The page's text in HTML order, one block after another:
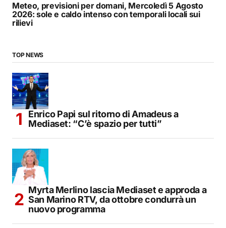
Meteo, previsioni per domani, Mercoledì 5 Agosto
2026: sole e caldo intenso con temporali locali sui
rilievi
TOP NEWS
Enrico Papi sul ritorno di Amadeus a
Mediaset: “C’è spazio per tutti”
Myrta Merlino lascia Mediaset e approda a
San Marino RTV, da ottobre condurrà un
nuovo programma